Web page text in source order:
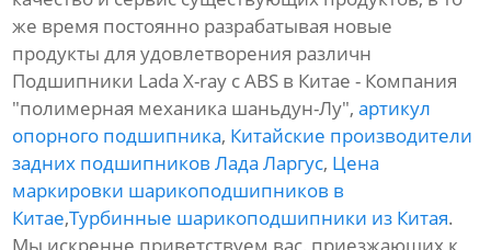
же время постоянно разрабатывая новые
продукты для удовлетворения различн
Подшипники Lada X-ray с ABS в Китае - Компания
"полимерная механика шаньдун-Лу",артикул
опорного подшипника, Китайские производители
задних подшипников Лада Ларгус, Цена
маркировки шарикоподшипников в
Китае,Турбинные шарикоподшипники из Китая.